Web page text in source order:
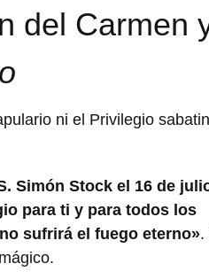
del Carmen
ni el Privilegio
Simón Stock el 16 de
para ti y para todos los
sufrirá el fuego eterno».